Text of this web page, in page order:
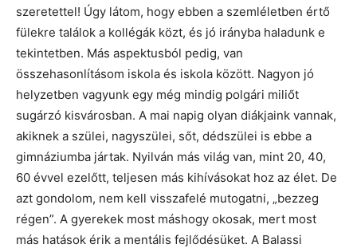
szeretettel! Úgy látom, hogy ebben a szemléletben értő
fülekre találok a kollégák közt, és jó irányba haladunk e
tekintetben. Más aspektusból pedig, van
összehasonlításom iskola és iskola között. Nagyon jó
helyzetben vagyunk egy még mindig polgári miliőt
sugárzó kisvárosban. A mai napig olyan diákjaink vannak,
akiknek a szülei, nagyszülei, sőt, dédszülei is ebbe a
gimnáziumba jártak. Nyilván más világ van, mint 20, 40,
60 évvel ezelőtt, teljesen más kihívásokat hoz az élet. De
azt gondolom, nem kell visszafelé mutogatni, „bezzeg
régen”. A gyerekek most máshogy okosak, mert most
más hatások érik a mentális fejlődésüket. A Balassi